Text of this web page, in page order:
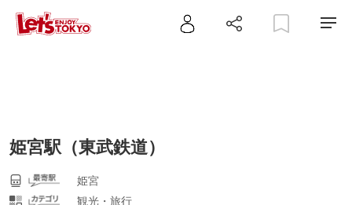
姫宮駅（東武鉄道）
姫宮
観光・旅行